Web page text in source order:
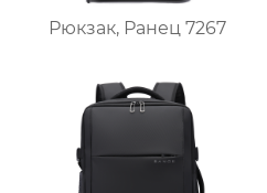
Рюкзак, Ранец 7267